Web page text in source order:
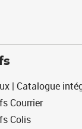
| Catalogue
Courrier
Colis